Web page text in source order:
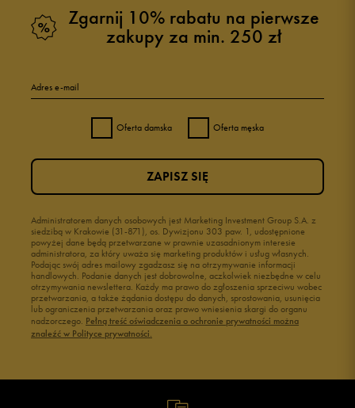
Zgarnij 10% rabatu na pierwsze
zakupy za min. 250 zł
Adres e-mail
Oferta damska Oferta męska
Administratorem danych osobowych jest Marketing Investment Group S.A. z
siedzibą w Krakowie (31-871), os. Dywizjonu 303 paw. 1, udostępnione
powyżej dane będą przetwarzane w prawnie uzasadnionym interesie
administratora, za który uważa się marketing produktów i usług własnych.
Podając swój adres mailowy zgadzasz się na otrzymywanie informacji
handlowych. Podanie danych jest dobrowolne, aczkolwiek niezbędne w celu
otrzymywania newslettera. Każdy ma prawo do zgłoszenia sprzeciwu wobec
przetwarzania, a także żądania dostępu do danych, sprostowania, usunięcia
lub ograniczenia przetwarzania oraz prawo wniesienia skargi do organu
nadzorczego. Pełną treść oświadczenia o ochronie prywatności można
znaleźć w Polityce prywatności.
ZAPISZ SIĘ